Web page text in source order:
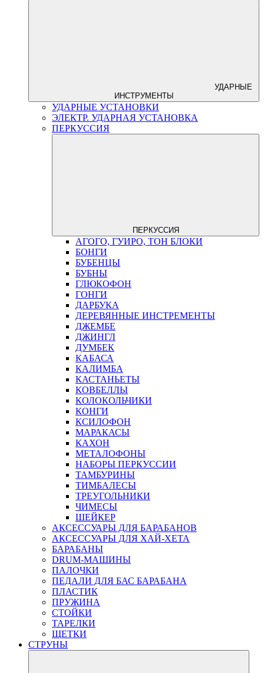
УДАРНЫЕ
ИНСТРУМЕНТЫ
УДАРНЫЕ УСТАНОВКИ
ЭЛЕКТР. УДАРНАЯ УСТАНОВКА
ПЕРКУССИЯ
ПЕРКУССИЯ
АГОГО, ГУИРО, ТОН БЛОКИ
БОНГИ
БУБЕНЦЫ
БУБНЫ
ГЛЮКОФОН
ГОНГИ
ДАРБУКА
ДЕРЕВЯННЫЕ ИНСТРЕМЕНТЫ
ДЖЕМБЕ
ДЖИНГЛ
ДУМБЕК
КАБАСА
КАЛИМБА
КАСТАНЬЕТЫ
КОВБЕЛЛЫ
КОЛОКОЛЬЧИКИ
КОНГИ
КСИЛОФОН
МАРАКАСЫ
КАХОН
МЕТАЛОФОНЫ
НАБОРЫ ПЕРКУССИИ
ТАМБУРИНЫ
ТИМБАЛЕСЫ
ТРЕУГОЛЬНИКИ
ЧИМЕСЫ
ШЕЙКЕР
АКСЕССУАРЫ ДЛЯ БАРАБАНОВ
АКСЕССУАРЫ ДЛЯ ХАЙ-ХЕТА
БАРАБАНЫ
DRUM-МАШИНЫ
ПАЛОЧКИ
ПЕДАЛИ ДЛЯ БАС БАРАБАНА
ПЛАСТИК
ПРУЖИНА
СТОЙКИ
ТАРЕЛКИ
ЩЕТКИ
СТРУНЫ